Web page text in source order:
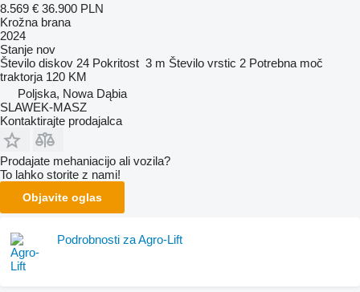
8.569 € 36.900 PLN
Krožna brana
2024
Stanje nov
Število diskov 24 Pokritost 3 m Število vrstic 2 Potrebna moč
traktorja 120 KM
Poljska, Nowa Dąbia
SLAWEK-MASZ
Kontaktirajte prodajalca
Prodajate mehaniacijo ali vozila?
To lahko storite z nami!
Objavite oglas
Podrobnosti za Agro-Lift